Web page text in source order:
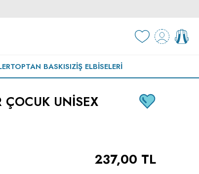
TOPTAN BASKISIZİŞ ELBISELERI
UNISEX
237,00 TL